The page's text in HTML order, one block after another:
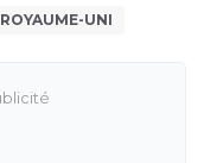
ROYAUME-UNI